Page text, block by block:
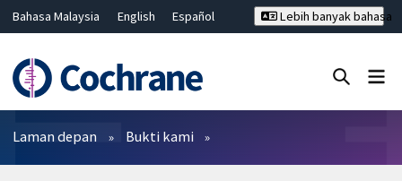
Bahasa Malaysia English
Español
Hrvatski
Deutsch ไทย
繁體中文
简体中文
Lebih banyak bahasa
Penapis
Laman depan Bukti kami